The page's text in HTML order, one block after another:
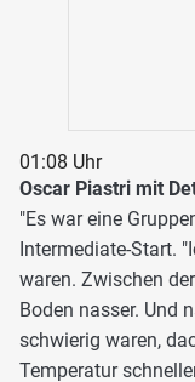
01:08 Uhr
Oscar Piastri mit
"Es war eine
Intermediate-Start.
waren. Zwischen
Boden nasser. Und
schwierig waren,
Temperatur